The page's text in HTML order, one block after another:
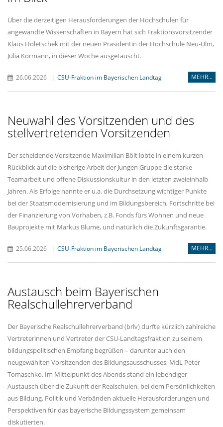
Über die derzeitigen Herausforderungen der Hochschulen für
angewandte Wissenschaften in Bayern hat sich Fraktionsvorsitzender
Klaus Holetschek mit der neuen Präsidentin der Hochschule Neu-Ulm,
Julia Kormann, in dieser Woche ausgetauscht.
26.06.2026 | CSU-Fraktion im Bayerischen Landtag MEHR...
Neuwahl des Vorsitzenden und des
stellvertretenden Vorsitzenden
Der scheidende Vorsitzende Maximilian Bölt lobte in einem kurzen
Rückblick auf die bisherige Arbeit der Jungen Gruppe die starke
Teamarbeit und offene Diskussionskultur in den letzten zweieinhalb
Jahren. Als Erfolge nannte er u.a. die Durchsetzung wichtiger Punkte
bei der Staatsmodernisierung und im Bildungsbereich, Fortschritte bei
der Finanzierung von Vorhaben, z.B. Fonds fürs Wohnen und neue
Bauprojekte mit Markus Blume, und natürlich die Zukunftsgarantie.
25.06.2026 | CSU-Fraktion im Bayerischen Landtag MEHR...
Austausch beim Bayerischen
Realschullehrerverband
Der Bayerische Realschullehrerverband (brlv) durfte kürzlich zahlreiche
Vertreterinnen und Vertreter der CSU-Landtagsfraktion zu seinem
bildungspolitischen Empfang begrüßen – darunter auch den
neugewählten Vorsitzenden des Bildungsausschusses, MdL Peter
Tomaschko. Im Mittelpunkt des Abends stand ein lebendiger
Austausch über die Zukunft der Realschulen, bei dem Persönlichkeiten
aus Bildung, Politik und Verbänden aktuelle Herausforderungen und
Perspektiven für das bayerische Bildungssystem gemeinsam
diskutierten.